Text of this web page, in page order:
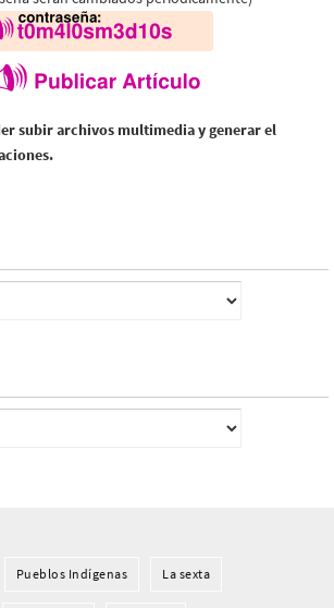
subir archivos multimedia y generar el
Pueblos Indí­genas La sexta